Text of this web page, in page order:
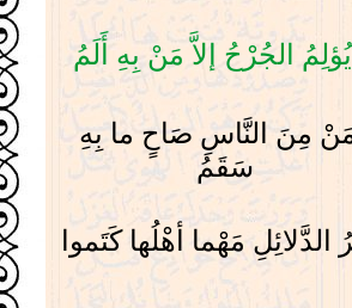
يُؤلِمُ الجُرْحُ إلاَّ مَنْ بِهِ أَلَمُ
مِنَ النَّاسِ صَاحٍ ما بِهِ
سَقَمُ
الدَّلائِلِ مَهْما أهْلُها كَتَموا